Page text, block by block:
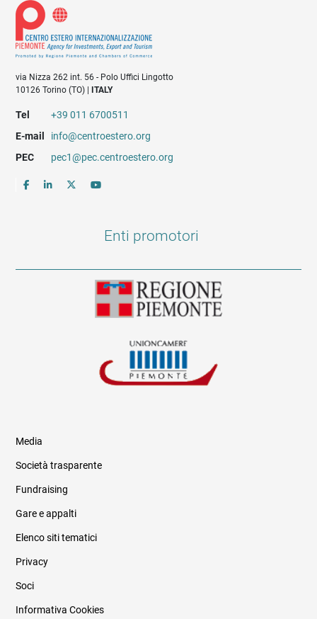
via Nizza 262 int. 56 - Polo Uffici Lingotto
10126 Torino (TO) |ITALY
Tel
+39 011 6700511
E-mail
info@centroestero.org
PEC
pec1@pec.centroestero.org
Enti promotori
Informazioni legali e trasparenza
Media
Società trasparente
Fundraising
Gare e appalti
Elenco siti tematici
Privacy
Soci
Informativa Cookies